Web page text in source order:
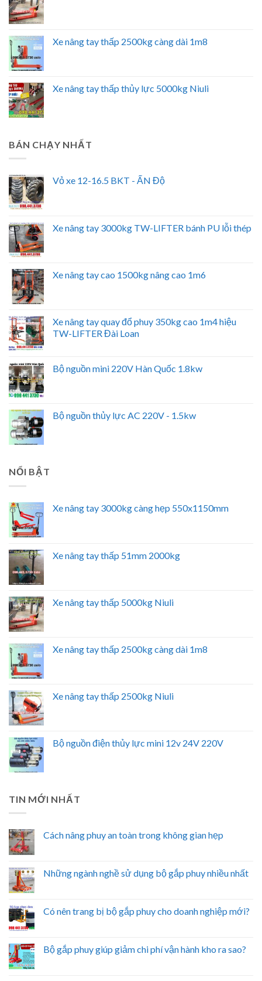
Xe nâng tay thấp 2500kg càng dài 1m8
Xe nâng tay thấp thủy lực 5000kg Niuli
BÁN CHẠY NHẤT
Vỏ xe 12-16.5 BKT - ẤN Độ
Xe nâng tay 3000kg TW-LIFTER bánh PU lỗi thép
Xe nâng tay cao 1500kg nâng cao 1m6
Xe nâng tay quay đổ phuy 350kg cao 1m4 hiệu
TW-LIFTER Đài Loan
Bộ nguồn mini 220V Hàn Quốc 1.8kw
Bộ nguồn thủy lực AC 220V - 1.5kw
NỔI BẬT
Xe nâng tay 3000kg càng hẹp 550x1150mm
Xe nâng tay thấp 51mm 2000kg
Xe nâng tay thấp 5000kg Niuli
Xe nâng tay thấp 2500kg càng dài 1m8
Xe nâng tay thấp 2500kg Niuli
Bộ nguồn điện thủy lực mini 12v 24V 220V
TIN MỚI NHẤT
Cách nâng phuy an toàn trong không gian hẹp
Những ngành nghề sử dụng bộ gắp phuy nhiều nhất
Có nên trang bị bộ gắp phuy cho doanh nghiệp mới?
Bộ gắp phuy giúp giảm chi phí vận hành kho ra sao?